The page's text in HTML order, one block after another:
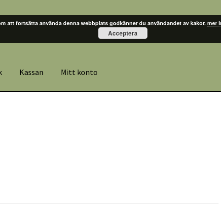
Kassan Mitt konto
att fortsätta använda denna webbplats godkänner du användandet av kakor. mer
Acceptera